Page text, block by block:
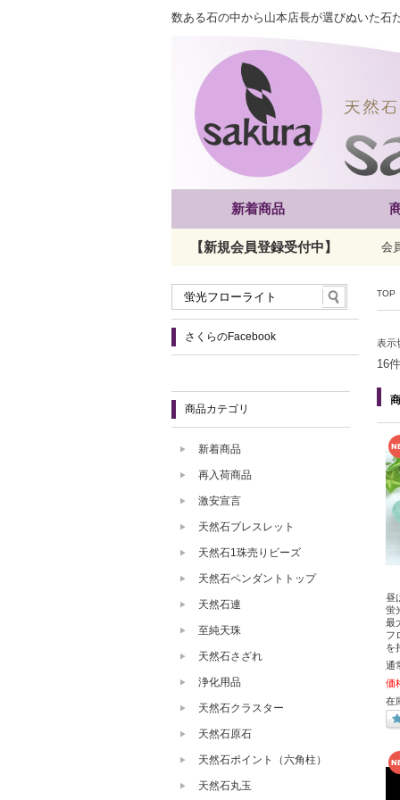
数ある石の中から山本店長が選びぬいた石
新着商品
【新規会員登録受付中】 会
TOP
表示
16
昼
蛍
最
フ
を
通
価
在
さくらのFacebook
商品カテゴリ
新着商品
再入荷商品
激安宣言
天然石ブレスレット
天然石1珠売りビーズ
天然石ペンダントトップ
天然石連
至純天珠
天然石さざれ
浄化用品
天然石クラスター
天然石原石
天然石ポイント（六角柱）
天然石丸玉